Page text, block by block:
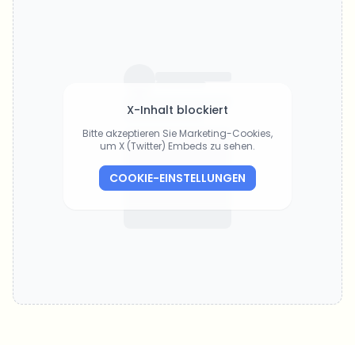
X-Inhalt blockiert
Bitte akzeptieren Sie Marketing-Cookies,
um X (Twitter) Embeds zu sehen.
COOKIE-EINSTELLUNGEN